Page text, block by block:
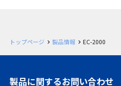
トップページ 製品情報 EC-2000
製品に関するお問い合わせ